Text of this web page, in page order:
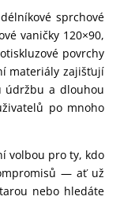
sprchové
vaničky 120×90,
povrchy
materiály zajišťují
údržbu a dlouhou
po mnoho
volbou pro ty, kdo
— ať už
nebo hledáte